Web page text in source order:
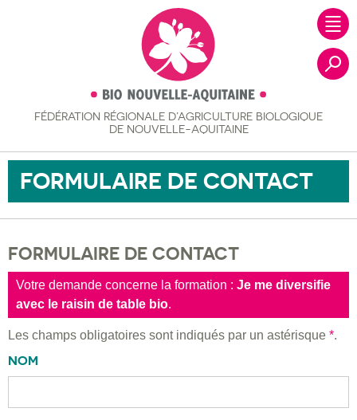
FÉDÉRATION RÉGIONALE D’AGRICULTURE BIOLOGIQUE
DE NOUVELLE-AQUITAINE
FORMULAIRE DE CONTACT
FORMULAIRE DE CONTACT
Votre demande concerne la formation : Je me diversifie
avec le raisin de table bio.
Les champs obligatoires sont indiqués par un astérisque *.
NOM